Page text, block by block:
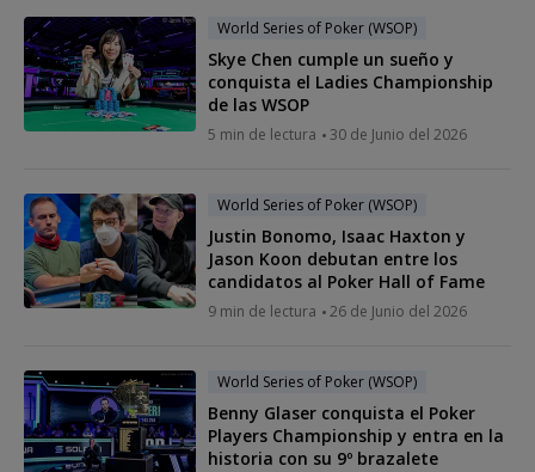
World Series of Poker (WSOP)
Skye Chen cumple un sueño y
conquista el Ladies Championship
de las WSOP
5 min de lectura 30 de Junio del 2026
World Series of Poker (WSOP)
Justin Bonomo, Isaac Haxton y
Jason Koon debutan entre los
candidatos al Poker Hall of Fame
9 min de lectura 26 de Junio del 2026
World Series of Poker (WSOP)
Benny Glaser conquista el Poker
Players Championship y entra en la
historia con su 9º brazalete